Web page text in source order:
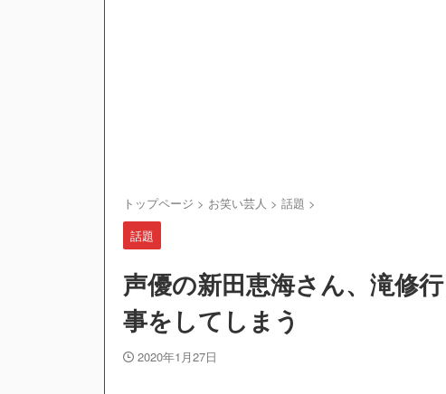
トップページ > お笑い芸人 > 話題 >
話題
声優の新田恵海さん、滝修
事をしてしまう
2020年1月27日